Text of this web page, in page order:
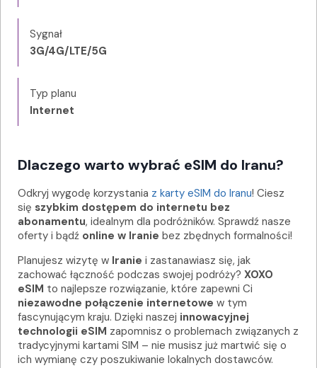
Sygnał
3G/4G/LTE/5G
Typ planu
Internet
Dlaczego warto wybrać eSIM do Iranu?
Odkryj wygodę korzystania z karty eSIM do Iranu! Ciesz
się szybkim dostępem do internetu bez
abonamentu, idealnym dla podróżników. Sprawdź nasze
oferty i bądź online w Iranie bez zbędnych formalności!
Planujesz wizytę w Iranie i zastanawiasz się, jak
zachować łączność podczas swojej podróży? XOXO
eSIM to najlepsze rozwiązanie, które zapewni Ci
niezawodne połączenie internetowe w tym
fascynującym kraju. Dzięki naszej innowacyjnej
technologii eSIM zapomnisz o problemach związanych z
tradycyjnymi kartami SIM – nie musisz już martwić się o
ich wymianę czy poszukiwanie lokalnych dostawców.